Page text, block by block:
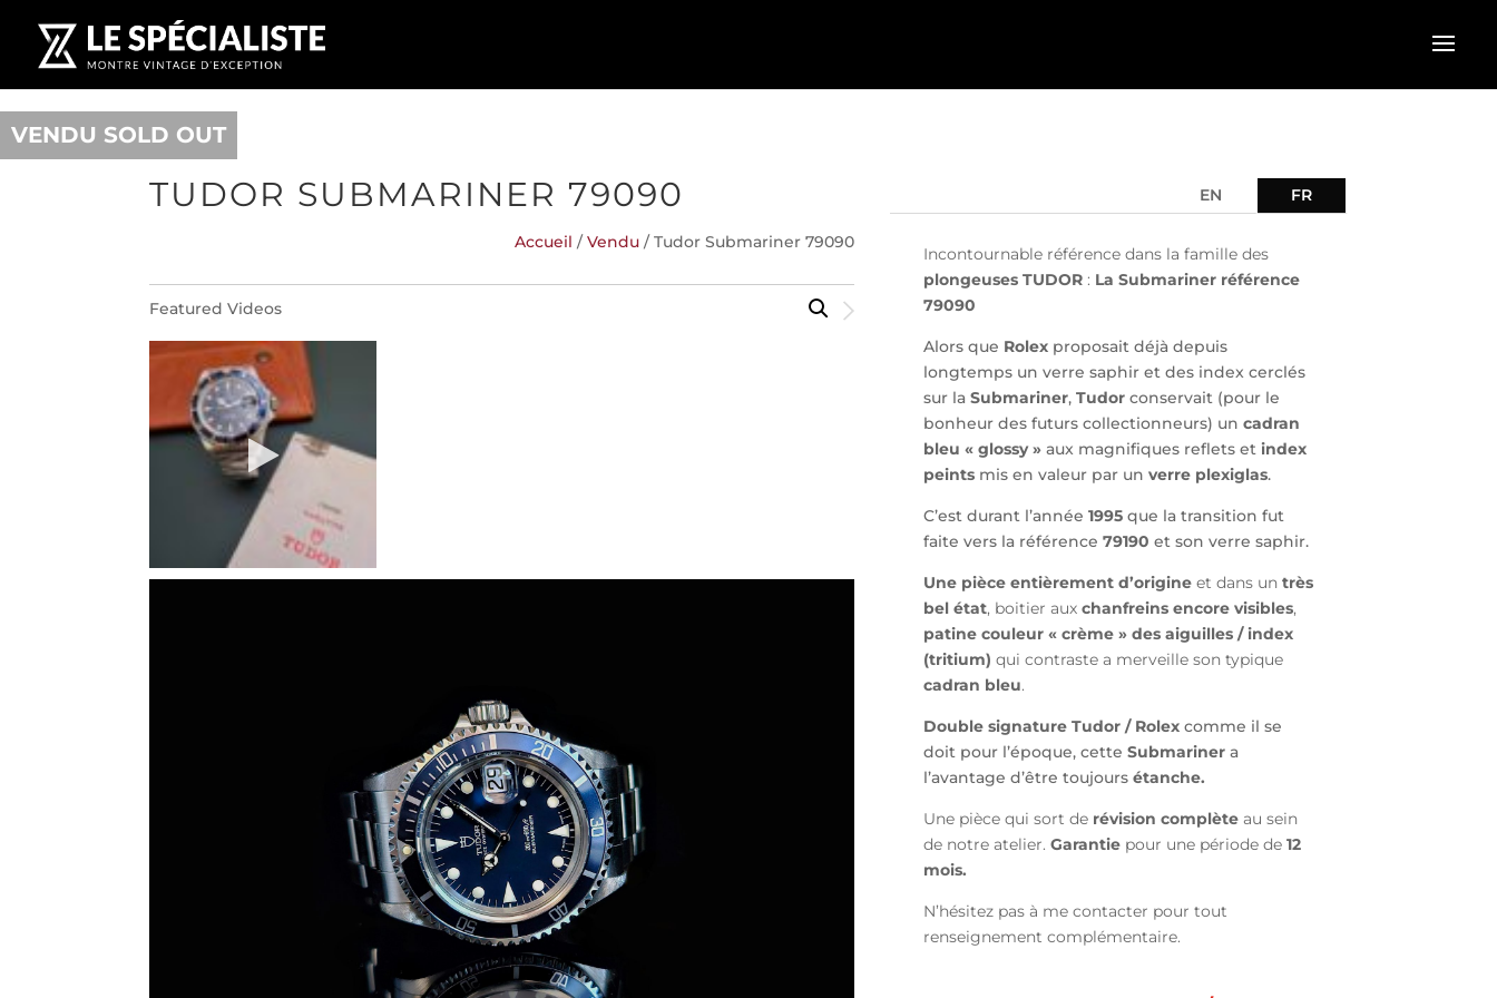
VENDU SOLD OUT
TUDOR SUBMARINER 79090
Accueil /Vendu/ Tudor Submariner 79090
Featured Videos
FR
EN
Incontournable référence dans la famille des
plongeuses TUDOR: La Submariner référence
79090
Alors que Rolexproposait déjà depuis
longtemps un verre saphir et des index cerclés
sur la Submariner, Tudorconservait (pour le
bonheur des futurs collectionneurs) un cadran
bleu « glossy »aux magnifiques reflets et index
peintsmis en valeur par un verre plexiglas.
C’est durant l’année 1995que la transition fut
faite vers la référence 79190 et son verre saphir.
Une pièce entièrement d’origineet dans un très
bel état, boitier aux chanfreins encore visibles,
patine couleur « crème » des aiguilles / index
(tritium) qui contraste a merveille son typique
cadran bleu.
Double signature Tudor / Rolex comme il se
doit pour l’époque, cette Submariner a
l’avantage d’être toujoursétanche.
Une pièce qui sort de révision complète au sein
de notre atelier. Garantiepour une période de 12
mois.
N’hésitez pas à me contacter pour tout
renseignement complémentaire.